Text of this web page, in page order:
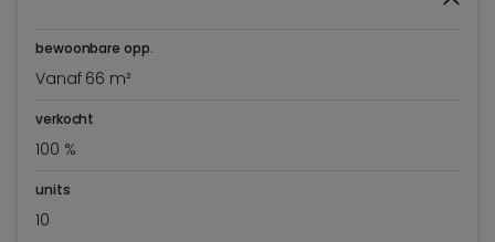
bewoonbare opp.
Vanaf 66 m²
verkocht
100 %
units
10